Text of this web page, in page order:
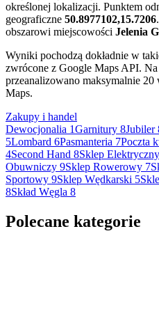
określonej lokalizacji. Punktem
geograficzne 50.8977102,15.7206
obszarowi miejscowości Jelenia
Wyniki pochodzą dokładnie w
zwrócone z Google Maps API.
przeanalizowano maksymalnie
Maps.
Zakupy i handel
Dewocjonalia 1Garnitury 8Jubiler
5Lombard 6Pasmanteria 7Poczta
4Second Hand 8Sklep Elektryczny
Obuwniczy 9Sklep Rowerowy 7
Sportowy 9Sklep Wędkarski 5
8Skład Węgla 8
Polecane kategorie